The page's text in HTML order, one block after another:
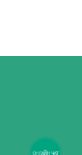
ОНЛАЙН ЧАТ